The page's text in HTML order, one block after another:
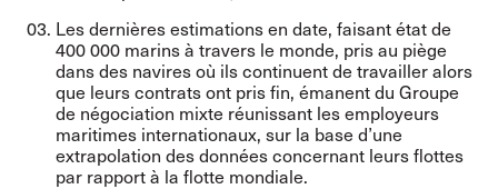
Les dernières estimations en date, faisant état de
400 000 marins à travers le monde, pris au piège
dans des navires où ils continuent de travailler alors
que leurs contrats ont pris fin, émanent du Groupe
de négociation mixte réunissant les employeurs
maritimes internationaux, sur la base d’une
extrapolation des données concernant leurs flottes
par rapport à la flotte mondiale.